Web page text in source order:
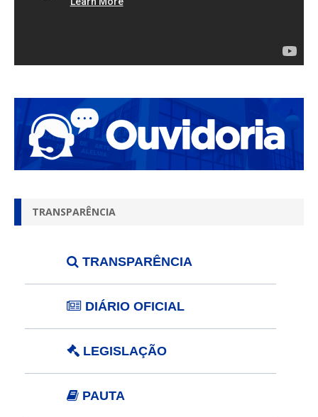
TRANSPARÊNCIA
TRANSPARÊNCIA
DIÁRIO OFICIAL
LEGISLAÇÃO
PAUTA